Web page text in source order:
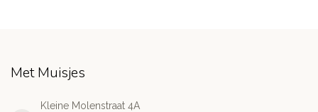
Met Muisjes
Kleine Molenstraat 4A